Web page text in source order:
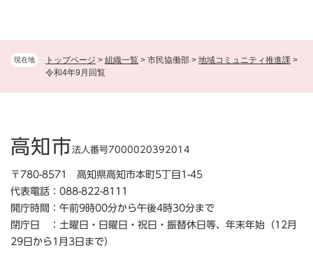
現在地 トップページ > 組織一覧 > 市民協働部 > 地域コミュニティ推進課 >
令和4年9月回覧
高知市法人番号7000020392014
〒780-8571 高知県高知市本町5丁目1-45
代表電話：088-822-8111
開庁時間：午前9時00分から午後4時30分まで
閉庁日 ：土曜日・日曜日・祝日・振替休日等、年末年始（12月
29日から1月3日まで）